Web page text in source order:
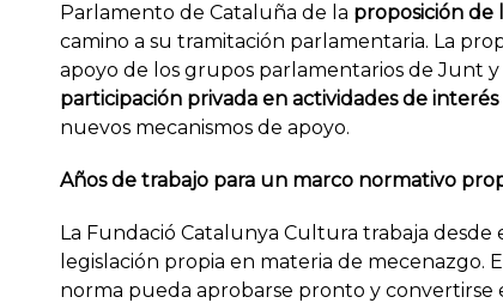
Parlamento de Cataluña de la proposición
camino a su tramitación parlamentaria. La
apoyo de los grupos parlamentarios de Junt
participación privada en actividades de interés
nuevos mecanismos de apoyo.
Años de trabajo para un marco normativo
La Fundació Catalunya Cultura trabaja
legislación propia en materia de mecenazgo.
norma pueda aprobarse pronto y convertirse